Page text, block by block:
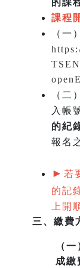
的課
課程
（一）
（二
入帳
的紀
報名
► 若
的記
上開
三、繳費
（一
成繳